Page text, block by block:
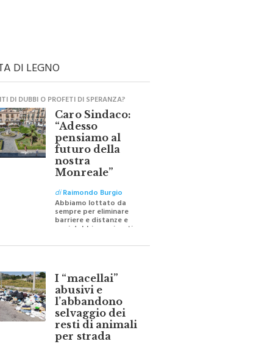
DI LEGNO
DI DUBBI O PROFETI DI SPERANZA?
Caro Sindaco:
“Adesso
pensiamo al
futuro della
nostra
Monreale”
diRaimondo Burgio
Abbiamo lottato da
sempre per eliminare
barriere e distanze e
oggi dobbiamo ripartire
I “macellai”
abusivi e
l’abbandono
selvaggio dei
resti di animali
per strada